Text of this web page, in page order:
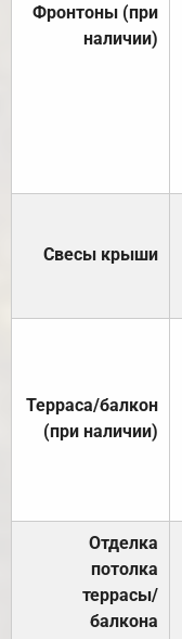
Фронтоны (при
наличии)
Свесы крыши
Терраса/балкон
(при наличии)
Отделка
потолка
террасы/
балкона